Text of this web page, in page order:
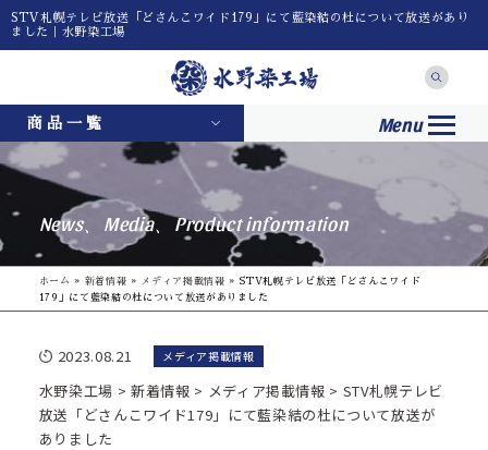
STV札幌テレビ放送「どさんこワイド179」にて藍染結の杜について放送があり
ました｜水野染工場
商品一覧 Menu
News、Media、Product information
ホーム » 新着情報 » メディア掲載情報 » STV札幌テレビ放送「どさんこワイド
179」にて藍染結の杜について放送がありました
2023.08.21 メディア掲載情報
水野染工場 >新着情報 > メディア掲載情報 > STV札幌テレビ
放送「どさんこワイド179」にて藍染結の杜について放送が
ありました